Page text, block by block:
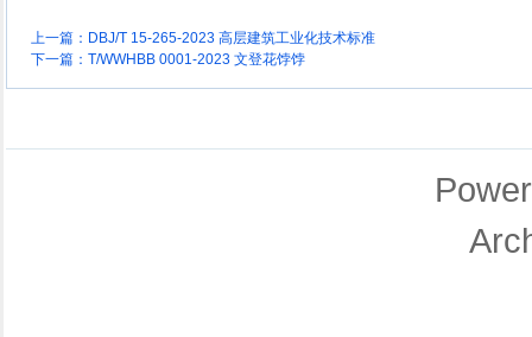
上一篇： DBJ/T 15-265-2023 高层建筑工业化技术标准
下一篇： T/WWHBB 0001-2023 文登花饽饽